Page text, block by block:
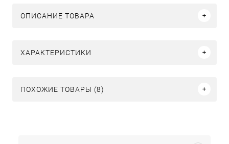
ОПИСАНИЕ ТОВАРА
ХАРАКТЕРИСТИКИ
ПОХОЖИЕ ТОВАРЫ (8)